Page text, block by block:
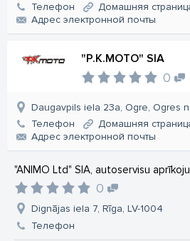
Телефон
Домашняя
Aдрес электронной почты
"P.K.MOTO" SIA
0
Daugavpils iela 23a, Ogre, Ogres
Телефон
Домашняя
Aдрес электронной почты
"ANIMO Ltd" SIA, autoservisu
0
Dignājas iela 7, Rīga, LV-1004
Телефон